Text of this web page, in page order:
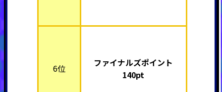
6位
ファイナルズポイント
140pt